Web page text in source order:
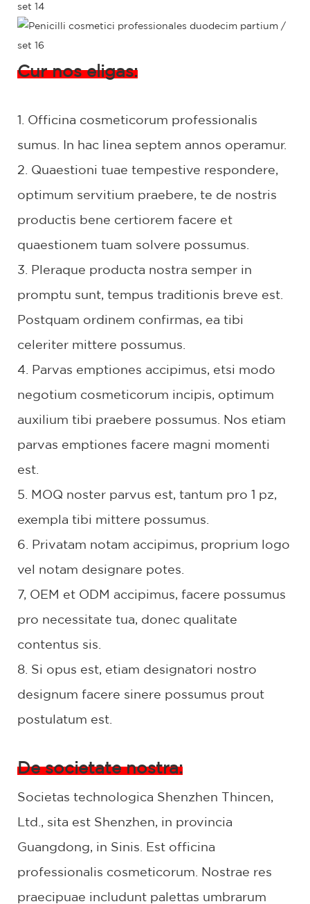
Cur nos eligas:
1. Officina cosmeticorum professionalis
sumus. In hac linea septem annos operamur.
2. Quaestioni tuae tempestive respondere,
optimum servitium praebere, te de nostris
productis bene certiorem facere et
quaestionem tuam solvere possumus.
3. Pleraque producta nostra semper in
promptu sunt, tempus traditionis breve est.
Postquam ordinem confirmas, ea tibi
celeriter mittere possumus.
4. Parvas emptiones accipimus, etsi modo
negotium cosmeticorum incipis, optimum
auxilium tibi praebere possumus. Nos etiam
parvas emptiones facere magni momenti
est.
5. MOQ noster parvus est, tantum pro 1 pz,
exempla tibi mittere possumus.
6. Privatam notam accipimus, proprium logo
vel notam designare potes.
7, OEM et ODM accipimus, facere possumus
pro necessitate tua, donec qualitate
contentus sis.
8. Si opus est, etiam designatori nostro
designum facere sinere possumus prout
postulatum est.
De societate nostra:
Societas technologica Shenzhen Thincen,
Ltd., sita est Shenzhen, in provincia
Guangdong, in Sinis. Est officina
professionalis cosmeticorum. Nostrae res
praecipuae includunt palettas umbrarum